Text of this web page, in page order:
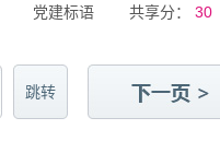
党建标语 共享分： 30